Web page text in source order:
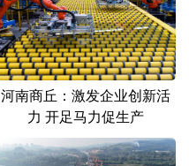
河北 山西
上海 江苏
福建 江西
湖北 湖南
海南 重庆
河南商丘：激发企业创新活
力 开足马力促生产